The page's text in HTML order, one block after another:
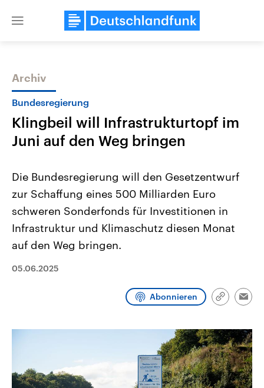
Close
Themen
Landtagswahl Sachsen-Anhalt
2026
Alle Informationen
Sachsen-Anhalt wählt am 6.
September 2026 einen neuen
Landtag. Seit 2021 wird das
CDU, SPD und FDP regiert.-
Wahlprogramme, aktuelle Berichte
und Hintergründe zu den Parteien
und Kandidaten der anstehenden
Aktuelle Beiträge,
Hintergründe
Wirtschaftlich und
Programm Podcasts
Audio-Archiv
Archiv
Bundesregierung
Klingbeil will Infrastrukturtopf im
Juni auf den Weg bringen
Die Bundesregierung will den Gesetzentwurf
zur Schaffung eines 500 Milliarden Euro
schweren Sonderfonds für Investitionen in
Infrastruktur und Klimaschutz diesen Monat
auf den Weg bringen.
05.06.2025
Abonnieren
Link